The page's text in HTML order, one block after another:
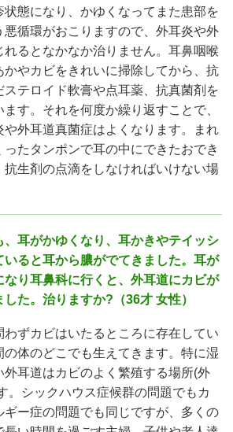
状態になり、かゆくなってまた患部を
悪循環がおこりますので、外耳炎や外
れるとなかなか治りません。耳鼻咽喉
かやカビをきれいに掃除してから、抗
ステロイド軟膏や点耳薬、抗真菌剤を
す。それを何度か繰り返すことで、
や外耳道真菌症はよくなります。まれ
ったタンポンで耳の中にできたおでき
抗生剤の点滴をしなければいけない場
、耳がかゆくなり、耳かきやテイッシ
いると耳から膿がでてきました。耳が
なり耳鼻科に行くと、外耳道にカビが
た。治りますか?（36才 女性）
わずカビはいたるところに存在してい
の体のどこでも生えてきます。特に湿
外耳道はカビのよく繁殖する場所(外
。シックハウス症候群の問題でもカ
ギー症の問題でも同じですが、多くの